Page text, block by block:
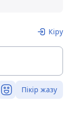
Кіру
Пікір жазу